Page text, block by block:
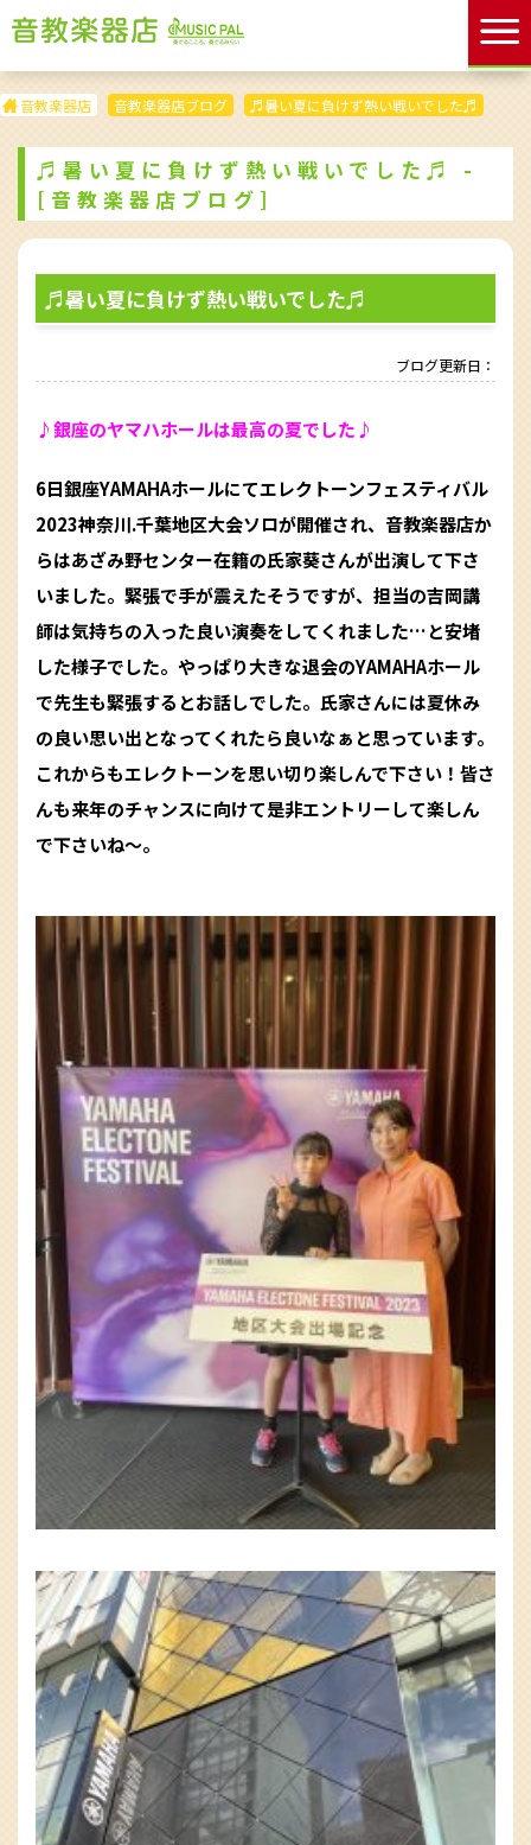
音教楽器店 音教楽器店ブログ ♬暑い夏に負けず熱い戦いでした♬
♬暑い夏に負けず熱い戦いでした♬ -
[音教楽器店ブログ]
♬暑い夏に負けず熱い戦いでした♬
ブログ更新日：
♪銀座のヤマハホールは最高の夏でした♪
6日銀座YAMAHAホールにてエレクトーンフェスティバル
2023神奈川.千葉地区大会ソロが開催され、音教楽器店か
らはあざみ野センター在籍の氏家葵さんが出演して下さ
いました。緊張で手が震えたそうですが、担当の吉岡講
師は気持ちの入った良い演奏をしてくれました…と安堵
した様子でした。やっぱり大きな退会のYAMAHAホール
で先生も緊張するとお話しでした。氏家さんには夏休み
の良い思い出となってくれたら良いなぁと思っています。
これからもエレクトーンを思い切り楽しんで下さい！皆さ
んも来年のチャンスに向けて是非エントリーして楽しん
で下さいね〜。